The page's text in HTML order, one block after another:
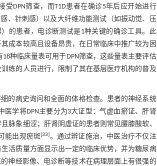
受DPN筛查，而T1D患者在确诊5年后应开始进行
、针刺感）以及大纤维功能测试（如振动觉、压
的患者，电诊断测试是1种关键的确诊工具。此
成本较高且设备昂贵，在日常临床中推广较为困
种临床量表可用于DPN筛查，这些量表主要评估
练的人员进行，限制了其在基层医疗机构的普及
的病史询问和全面的体格检查。患者的神经系统
学将DPN主要分为3大证型：气虚血瘀证、肝肾
脉象细涩；肝肾阴虚证的患者则常见腰膝酸软、
能出现瘀斑[33]。通过辨证施治，中医治疗不仅注
活质量方面显示出一定的临床优势，并为糖尿病
神经影像、电诊断等技术在病理层面上有很强的